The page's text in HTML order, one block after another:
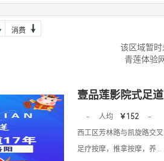
消费
该区域暂
青莲体验
壹品莲影院式足
- 人均 ￥152
-
西工区芳林路与凯旋路交
足疗按摩，推拿按摩，养...